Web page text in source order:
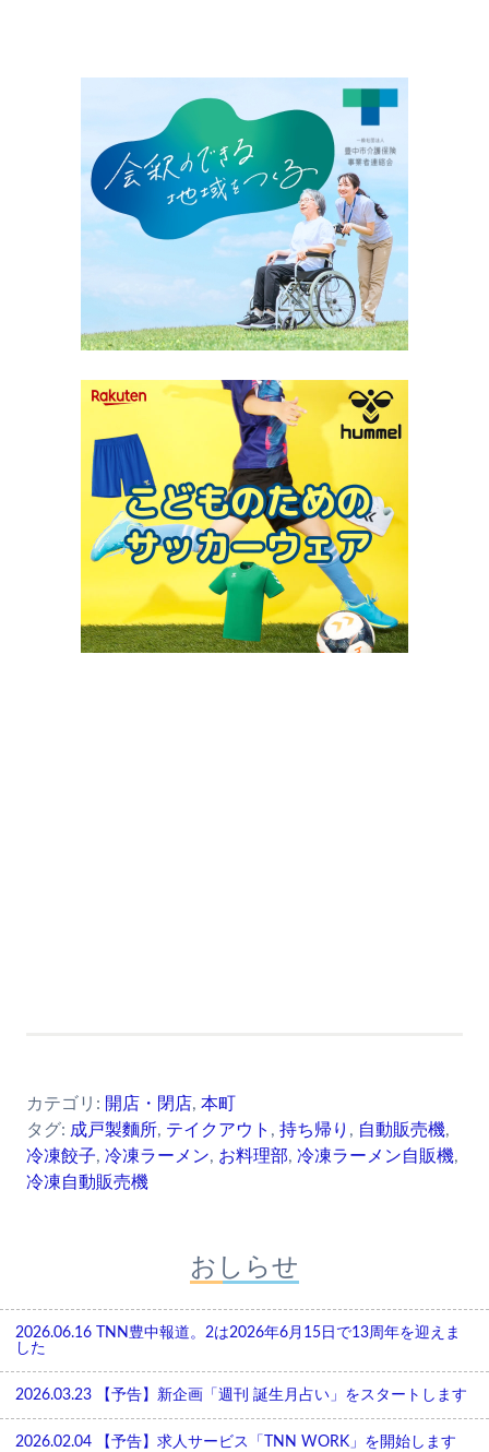
カテゴリ: 開店・閉店, 本町
タグ: 成戸製麵所, テイクアウト , 持ち帰り , 自動販売機,
冷凍餃子, 冷凍ラーメン, お料理部, 冷凍ラーメン自販機,
冷凍自動販売機
おしらせ
2026.06.16
TNN豊中報道。2は2026年6月15日で13周年を迎えま
した
2026.03.23 【予告】新企画「週刊 誕生月占い」をスタートします
2026.02.04 【予告】求人サービス「TNN WORK」を開始します